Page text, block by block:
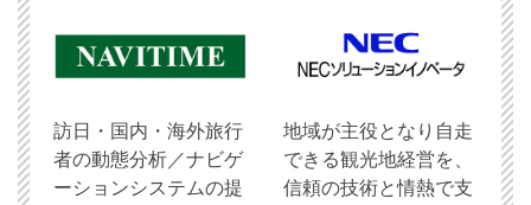
訪日・国内・海外旅行
者の動態分析／ナビゲ
ーションシステムの提
地域が主役となり自走
できる観光地経営を、
信頼の技術と情熱で支